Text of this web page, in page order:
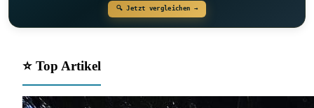
🔍 Jetzt vergleichen →
⭐ Top Artikel